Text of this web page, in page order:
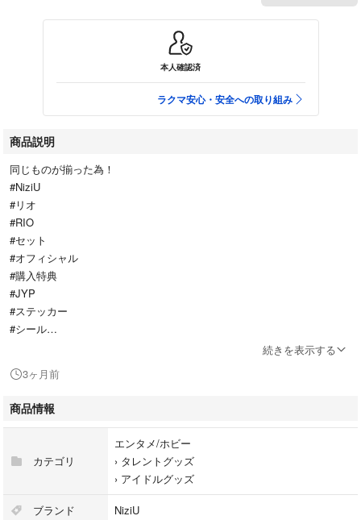
本人確認済
ラクマ安心・安全への取り組み
商品説明
同じものが揃った為！
#NiziU
#リオ
#RIO
#セット
#オフィシャル
#購入特典
#JYP
#ステッカー
#シール
#ラントレ
#トレカ
#scout
#Take a picture
#COCONUT
続きを表示する
3ヶ月前
商品情報
カテゴリ
エンタメ/ホビー
› タレントグッズ
› アイドルグッズ
ブランド NiziU